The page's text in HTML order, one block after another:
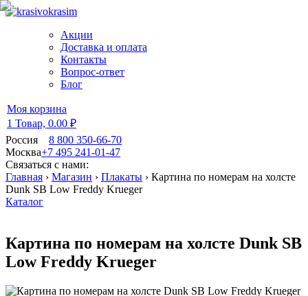
Акции
Доставка и оплата
Контакты
Вопрос-ответ
Блог
Моя корзина
1 Товар, 0.00 ₽
Россия
8 800 350-66-70
Москва+7 495 241-01-47
Связаться с нами:
Главная › Магазин › Плакаты › Картина по номерам на холсте
Dunk SB Low Freddy Krueger
Каталог
Картина по номерам на холсте Dunk SB
Low Freddy Krueger